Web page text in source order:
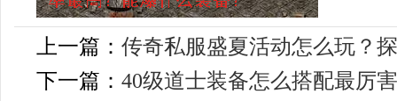
上一篇： 传奇私服盛夏活动怎么玩？
下一篇： 40级道士装备怎么搭配最厉